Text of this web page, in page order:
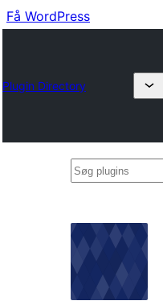
Få WordPress
Plugin Directory
Søg